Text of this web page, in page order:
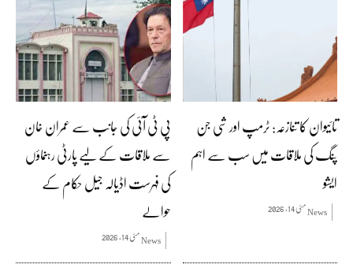
تائیوان کا تنازعہ: ٹرمپ اور شی جن
پنگ کی ملاقات میں سب سے اہم
ایشو
Newsمئی 14, 2026
پی ٹی آئی کی جانب سے عمران خان
سے ملاقات کے لیے پارٹی رہنماؤں
کی فہرست اڈیالہ جیل حکام کے
حوالے
Newsمئی 14, 2026